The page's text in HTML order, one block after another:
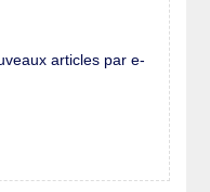
articles par e-